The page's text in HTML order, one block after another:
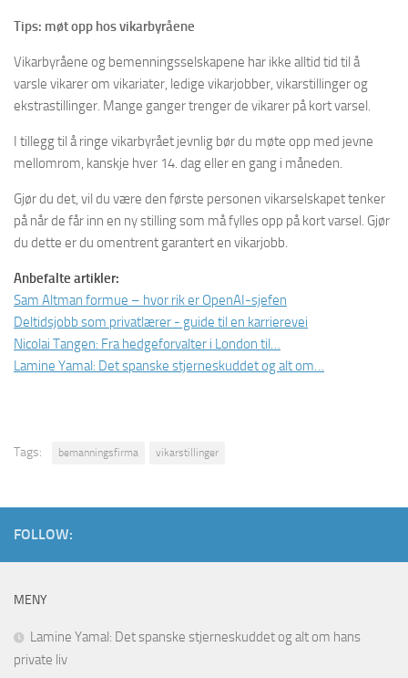
Tips: møt opp hos vikarbyråene
Vikarbyråene og bemenningsselskapene har ikke alltid tid til å
varsle vikarer om vikariater, ledige vikarjobber, vikarstillinger og
ekstrastillinger. Mange ganger trenger de vikarer på kort varsel.
I tillegg til å ringe vikarbyrået jevnlig bør du møte opp med jevne
mellomrom, kanskje hver 14. dag eller en gang i måneden.
Gjør du det, vil du være den første personen vikarselskapet tenker
på når de får inn en ny stilling som må fylles opp på kort varsel. Gjør
du dette er du omentrent garantert en vikarjobb.
Anbefalte artikler:
Sam Altman formue – hvor rik er OpenAI-sjefen
Deltidsjobb som privatlærer - guide til en karrierevei
Nicolai Tangen: Fra hedgeforvalter i London til…
Lamine Yamal: Det spanske stjerneskuddet og alt om…
Tags: bemanningsfirma vikarstillinger
FOLLOW:
MENY
Lamine Yamal: Det spanske stjerneskuddet og alt om hans
private liv